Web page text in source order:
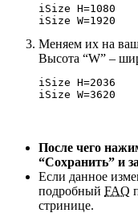
iSize H=1080
iSize W=1920
Меняем их на
Высота “W” –
iSize H=2036
iSize W=3620
После чего
“Сохранить” и
Если данное
подробный FAQ
стринице.